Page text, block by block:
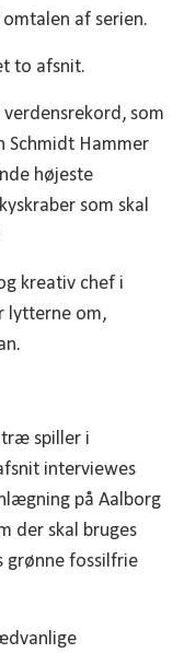
af serien.
to afsnit.
som
Schmidt Hammer
højeste
som skal
kreativ chef i
lytterne om,
spiller i
interviewes
på Aalborg
der skal bruges
grønne fossilfrie